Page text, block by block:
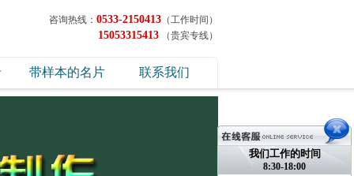
我们工作的时间
8:30-18:00
咨询热线： 0533-2150413 （工作时间）
15053315413 （贵宾专线）
带样本的名片 联系我们